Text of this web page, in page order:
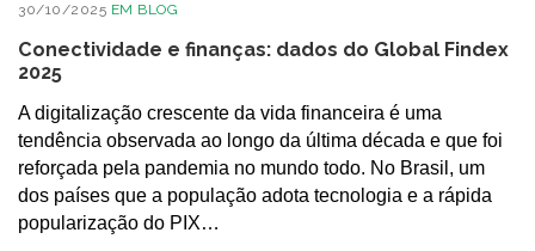
30/10/2025 EM BLOG
Conectividade e finanças: dados do Global Findex
2025
A digitalização crescente da vida financeira é uma
tendência observada ao longo da última década e que foi
reforçada pela pandemia no mundo todo. No Brasil, um
dos países que a população adota tecnologia e a rápida
popularização do PIX…